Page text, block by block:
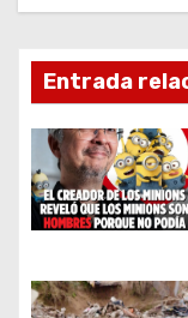
n
d
e
e
n
Entrada